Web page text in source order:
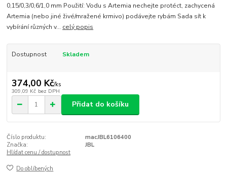
0,15/0,3/0,6/1,0 mm Použití: Vodu s Artemia nechejte protéct, zachycená
Artemia (nebo jiné živé/mražené krmivo) podávejte rybám Sada sít k
vybírání různých v... celý popis
Dostupnost Skladem
374,00 Kč/ks
309,09 Kč bez DPH
Přidat do košíku
Číslo produktu:
macJBL6106400
Značka:
JBL
Hlídat cenu / dostupnost
Do oblíbených